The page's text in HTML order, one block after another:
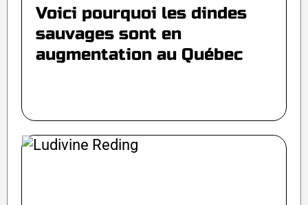
Voici pourquoi les dindes
sauvages sont en
augmentation au Québec